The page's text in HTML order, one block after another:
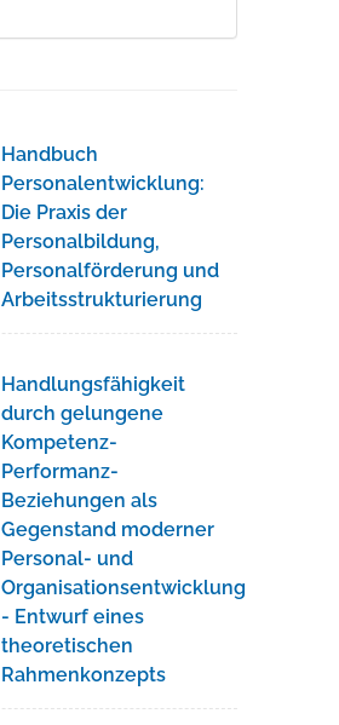
Handbuch
Personalentwicklung:
Die Praxis der
Personalbildung,
Personalförderung und
Arbeitsstrukturierung
Handlungsfähigkeit
durch gelungene
Kompetenz-
Performanz-
Beziehungen als
Gegenstand moderner
Personal- und
Organisationsentwicklung
- Entwurf eines
theoretischen
Rahmenkonzepts